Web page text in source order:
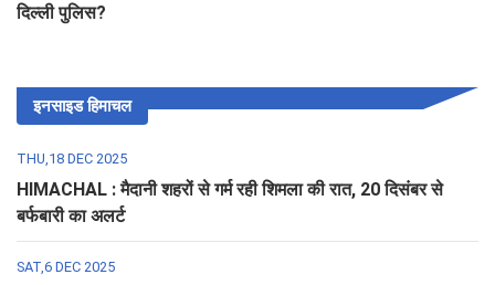
दिल्ली पुलिस?
इनसाइड हिमाचल
THU,18 DEC 2025
HIMACHAL : मैदानी शहरों से गर्म रही शिमला की रात, 20 दिसंबर से
बर्फबारी का अलर्ट
SAT,6 DEC 2025